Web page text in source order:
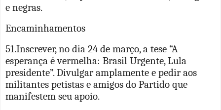
e negras.
Encaminhamentos
51.Inscrever, no dia 24 de março, a tese “A
esperança é vermelha: Brasil Urgente, Lula
presidente”. Divulgar amplamente e pedir aos
militantes petistas e amigos do Partido que
manifestem seu apoio.